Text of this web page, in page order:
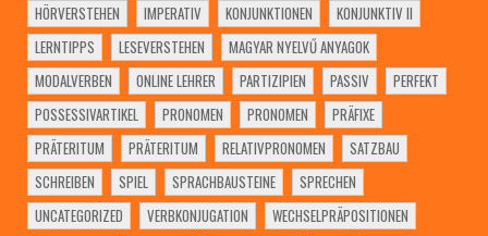
HÖRVERSTEHEN
IMPERATIV KONJUNKTIONEN
KONJUNKTIV II
LERNTIPPS
LESEVERSTEHEN
MAGYAR NYELVŰ ANYAGOK
MODALVERBEN
ONLINE LEHRER PARTIZIPIEN PASSIV
PERFEKT
POSSESSIVARTIKEL
PRONOMEN PRONOMEN
PRÄFIXE
PRÄTERITUM
PRÄTERITUM RELATIVPRONOMEN
SATZBAU
SCHREIBEN
SPIEL SPRACHBAUSTEINE
SPRECHEN
UNCATEGORIZED
VERBKONJUGATION
WECHSELPRÄPOSITIONEN